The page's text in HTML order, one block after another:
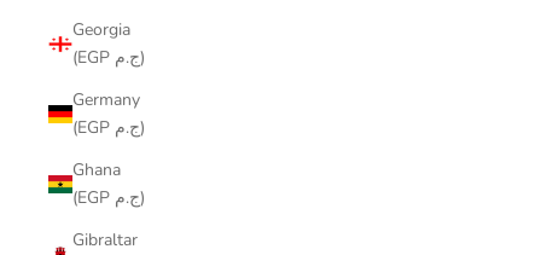
Georgia
(EGP ج.م)
Germany
(EGP ج.م)
Ghana
(EGP ج.م)
Gibraltar